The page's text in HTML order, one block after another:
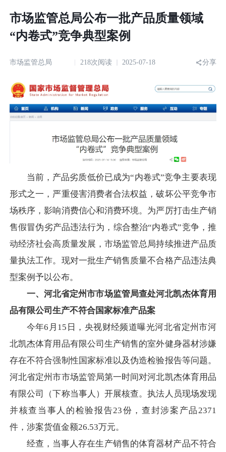
市场监管总局公布一批产品质量领域
“内卷式”竞争典型案例
市场监管总局 218次阅读 2025-07-18 分享
当前，产品劣质低价已成为“内卷式”竞争主要表现
形式之一，严重侵害消费者合法权益，破坏公平竞争市
场秩序，影响消费信心和消费环境。为严厉打击生产销
售假冒伪劣产品违法行为，综合整治“内卷式”竞争，推
动经济社会高质量发展，市场监管总局持续推进产品质
量执法工作。现对一批生产销售质量不合格产品违法典
型案例予以公布。
一、河北省定州市市场监管局查处河北凯杰体育用
品有限公司生产不符合国家标准产品案
今年6月15日，央视财经频道曝光河北省定州市河
北凯杰体育用品有限公司生产销售的室外健身器材涉嫌
存在不符合强制性国家标准以及伪造检验报告等问题。
河北省定州市市场监管局第一时间对河北凯杰体育用品
有限公司（下称当事人）开展核查。执法人员现场发现
并核查当事人的检验报告23份，查封涉案产品2371
件，涉案货值金额26.53万元。
经查，当事人存在生产销售的体育器材产品不符合